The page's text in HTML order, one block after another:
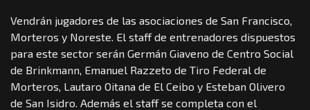
Vendrán jugadores de las asociaciones de San Francisco,
Morteros y Noreste. El staff de entrenadores dispuestos
para este sector serán Germán Giaveno de Centro Social
de Brinkmann, Emanuel Razzeto de Tiro Federal de
Morteros, Lautaro Oitana de El Ceibo y Esteban Olivero
de San Isidro. Además el staff se completa con el